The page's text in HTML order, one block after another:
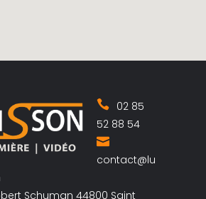
02 85
52 88 54
contact@lu
Schuman 44800 Saint